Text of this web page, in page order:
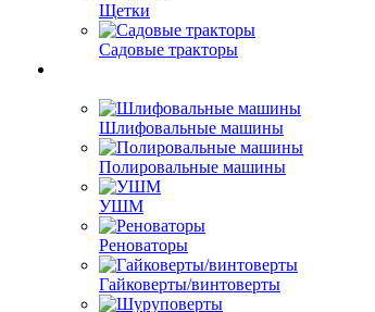
Щетки
Садовые тракторы
Шлифовальные машины
Полировальные машины
УШМ
Реноваторы
Гайковерты/винтоверты